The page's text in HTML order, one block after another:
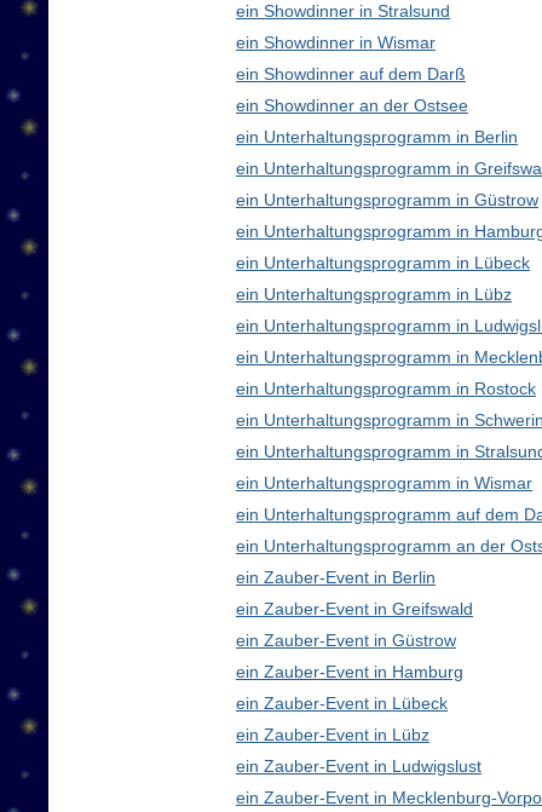
ein Showdinner in Stralsund
ein Showdinner in Wismar
ein Showdinner auf dem Darß
ein Showdinner an der Ostsee
ein Unterhaltungsprogramm in Berlin
ein Unterhaltungsprogramm in
ein Unterhaltungsprogramm in Güstrow
ein Unterhaltungsprogramm in
ein Unterhaltungsprogramm in Lübeck
ein Unterhaltungsprogramm in Lübz
ein Unterhaltungsprogramm in
ein Unterhaltungsprogramm in
ein Unterhaltungsprogramm in Rostock
ein Unterhaltungsprogramm in
ein Unterhaltungsprogramm in
ein Unterhaltungsprogramm in Wismar
ein Unterhaltungsprogramm auf dem
ein Unterhaltungsprogramm an der
ein Zauber-Event in Berlin
ein Zauber-Event in Greifswald
ein Zauber-Event in Güstrow
ein Zauber-Event in Hamburg
ein Zauber-Event in Lübeck
ein Zauber-Event in Lübz
ein Zauber-Event in Ludwigslust
ein Zauber-Event in Mecklenburg-